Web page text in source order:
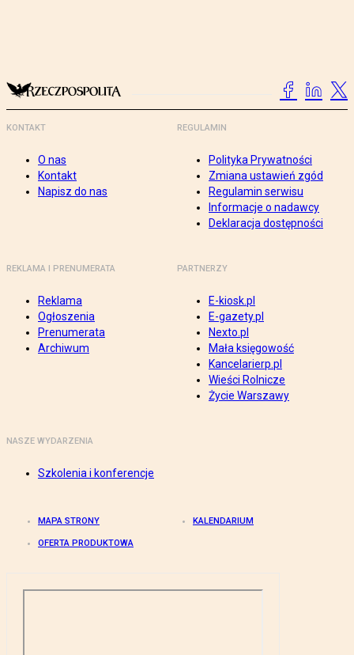
KONTAKT
O nas
Kontakt
Napisz do nas
REGULAMIN
Polityka Prywatności
Zmiana ustawień zgód
Regulamin serwisu
Informacje o nadawcy
Deklaracja dostępności
REKLAMA I PRENUMERATA
Reklama
Ogłoszenia
Prenumerata
Archiwum
PARTNERZY
E-kiosk.pl
E-gazety.pl
Nexto.pl
Mała księgowość
Kancelarierp.pl
Wieści Rolnicze
Życie Warszawy
NASZE WYDARZENIA
Szkolenia i konferencje
MAPA STRONY KALENDARIUM
OFERTA PRODUKTOWA